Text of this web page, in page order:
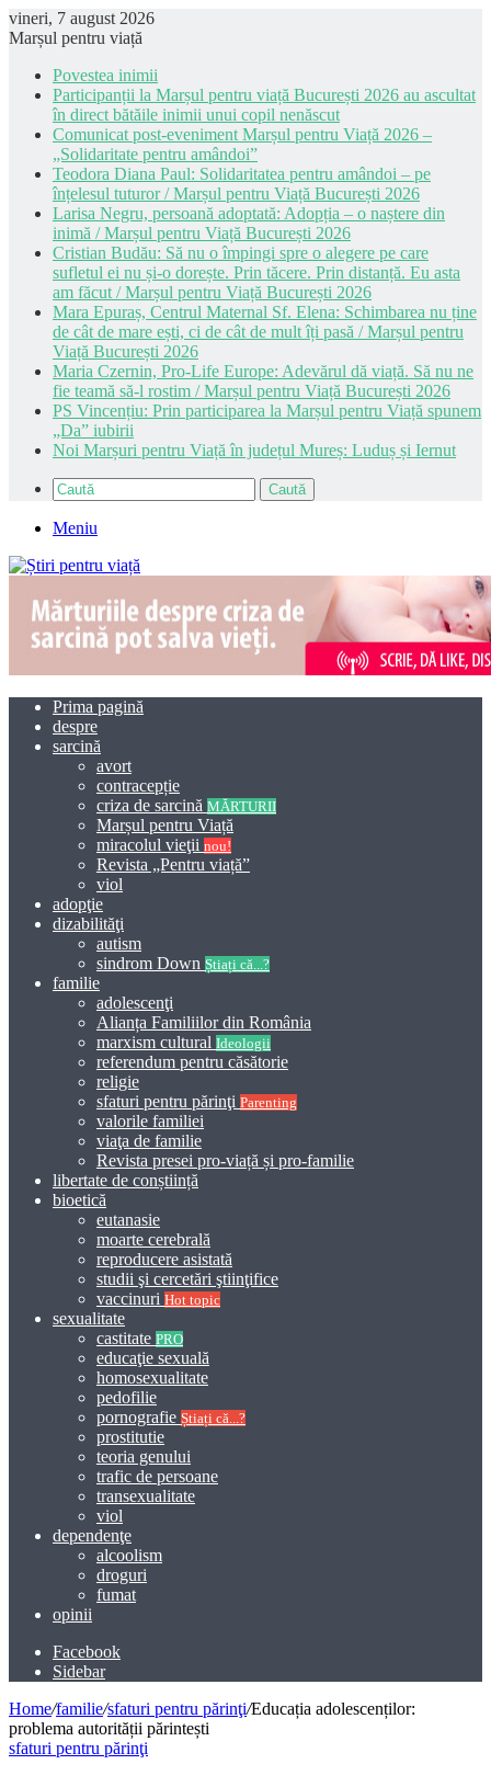
vineri, 7 august 2026
Marșul pentru viață
Povestea inimii
Participanții la Marșul pentru viață București 2026 au ascultat
în direct bătăile inimii unui copil nenăscut
Comunicat post-eveniment Marșul pentru Viață 2026 –
„Solidaritate pentru amândoi”
Teodora Diana Paul: Solidaritatea pentru amândoi – pe
înțelesul tuturor / Marșul pentru Viață București 2026
Larisa Negru, persoană adoptată: Adopția – o naștere din
inimă / Marșul pentru Viață București 2026
Cristian Budău: Să nu o împingi spre o alegere pe care
sufletul ei nu și-o dorește. Prin tăcere. Prin distanță. Eu asta
am făcut / Marșul pentru Viață București 2026
Mara Epuraș, Centrul Maternal Sf. Elena: Schimbarea nu ține
de cât de mare ești, ci de cât de mult îți pasă / Marșul pentru
Viață București 2026
Maria Czernin, Pro-Life Europe: Adevărul dă viață. Să nu ne
fie teamă să-l rostim / Marșul pentru Viață București 2026
PS Vincențiu: Prin participarea la Marșul pentru Viață spunem
„Da” iubirii
Noi Marșuri pentru Viață în județul Mureș: Luduș și Iernut
Caută
Meniu
Prima pagină
despre
sarcină
avort
contracepție
criza de sarcină MĂRTURII
Marșul pentru Viață
miracolul vieţii nou!
Revista „Pentru viață”
viol
adopţie
dizabilităţi
autism
sindrom Down Știați că...?
familie
adolescenţi
Alianța Familiilor din România
marxism cultural Ideologii
referendum pentru căsătorie
religie
sfaturi pentru părinţi Parenting
valorile familiei
viaţa de familie
Revista presei pro-viață și pro-familie
libertate de conștiință
bioetică
eutanasie
moarte cerebrală
reproducere asistată
studii şi cercetări ştiinţifice
vaccinuri Hot topic
sexualitate
castitate PRO
educaţie sexuală
homosexualitate
pedofilie
pornografie Știați că...?
prostitutie
teoria genului
trafic de persoane
transexualitate
viol
dependenţe
alcoolism
droguri
fumat
opinii
Facebook
Sidebar
Home/familie/sfaturi pentru părinţi/Educația adolescenților:
problema autorității părintești
sfaturi pentru părinţi